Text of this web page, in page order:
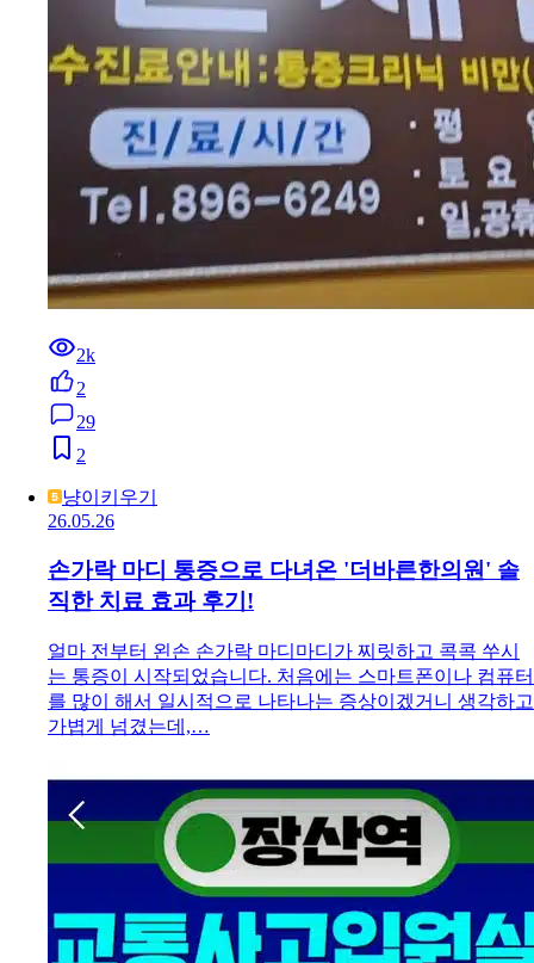
2k
2
29
2
냥이키우기
26.05.26
손가락 마디 통증으로 다녀온 '더바른한의원' 솔
직한 치료 효과 후기!
얼마 전부터 왼손 손가락 마디마디가 찌릿하고 콕콕 쑤시
는 통증이 시작되었습니다. 처음에는 스마트폰이나 컴퓨터
를 많이 해서 일시적으로 나타나는 증상이겠거니 생각하고
가볍게 넘겼는데,…